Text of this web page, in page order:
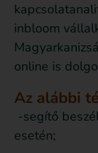
inbloom
online is
Az alábbi
-segítő
esetén;